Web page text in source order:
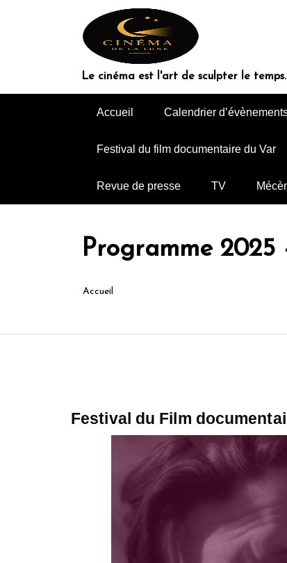
Le cinéma est l'art de sculpter le
Accueil Calendrier
Festival du film documentaire du Var
Revue de presse TV
Programme
Accueil
Festival du Film